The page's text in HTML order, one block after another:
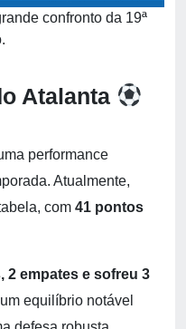
confronto da 19ª
Atalanta
performance
Atualmente,
com 41 pontos
2 empates e sofreu 3
equilíbrio notável